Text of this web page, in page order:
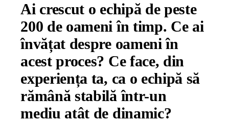
Ai crescut o echipă de peste
200 de oameni în timp. Ce ai
învățat despre oameni în
acest proces? Ce face, din
experiența ta, ca o echipă să
rămână stabilă într-un
mediu atât de dinamic?